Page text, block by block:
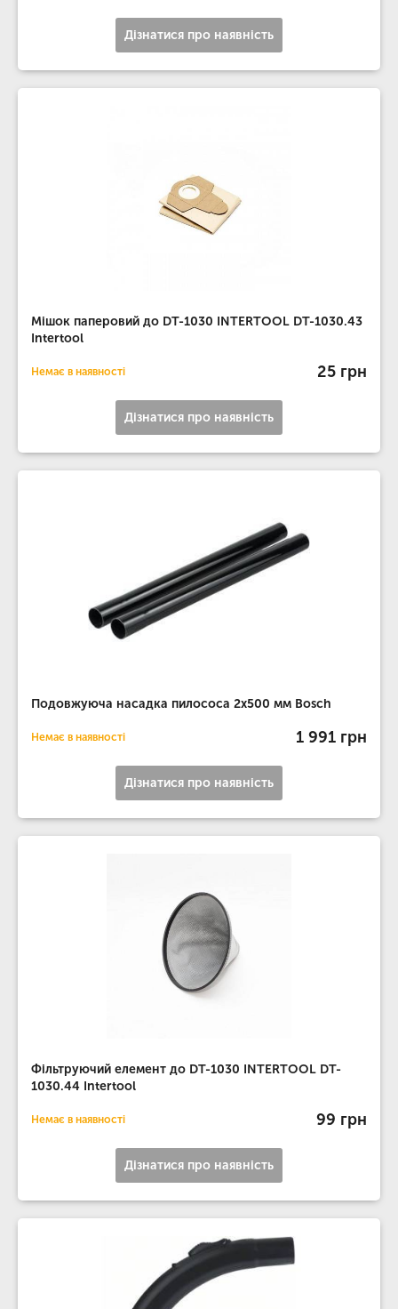
Дізнатися про наявність
Мішок паперовий до DT-1030 INTERTOOL DT-1030.43
Intertool
Немає в наявності 25 грн
Дізнатися про наявність
Подовжуюча насадка пилососа 2х500 мм Bosch
Немає в наявності 1 991 грн
Дізнатися про наявність
Фільтруючий елемент до DT-1030 INTERTOOL DT-
1030.44 Intertool
Немає в наявності 99 грн
Дізнатися про наявність